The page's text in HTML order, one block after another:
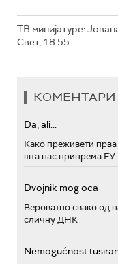
ТВ минијатуре:
Свет, 18.55
КОМЕНТАРИ
Da, ali...
Како преживети
шта нас припрема ЕУ
Dvojnik mog oca
Вероватно свако од
сличну ДНК
Nemogućnost